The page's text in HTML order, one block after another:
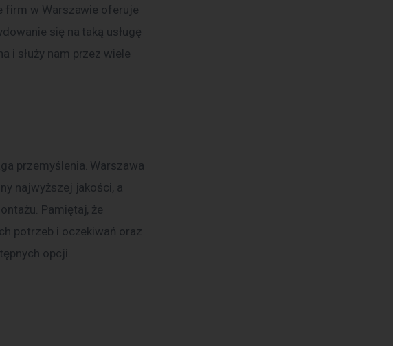
firm w Warszawie oferuje
się na taką usługę
i służy nam przez wiele
przemyślenia. Warszawa
najwyższej jakości, a
Pamiętaj, że
potrzeb i oczekiwań oraz
opcji.